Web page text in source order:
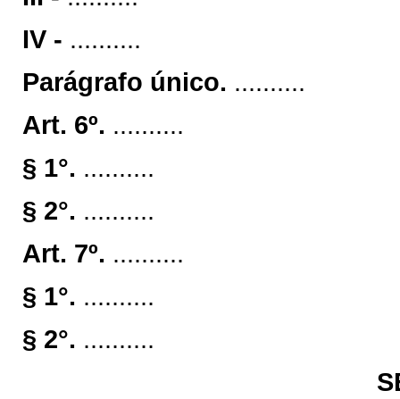
IV - ..........
Parágrafo único. ..........
Art. 6º. ..........
§ 1°. ..........
§ 2°. ..........
Art. 7º. ..........
§ 1°. ..........
§ 2°. ..........